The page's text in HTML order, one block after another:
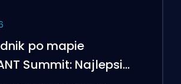
po mapie
Summit: Najlepsi